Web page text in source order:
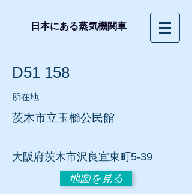
日本にある蒸気機関車
D51 158
所在地
茨木市立玉櫛公民館
大阪府茨木市沢良宜東町5-39
地図を見る